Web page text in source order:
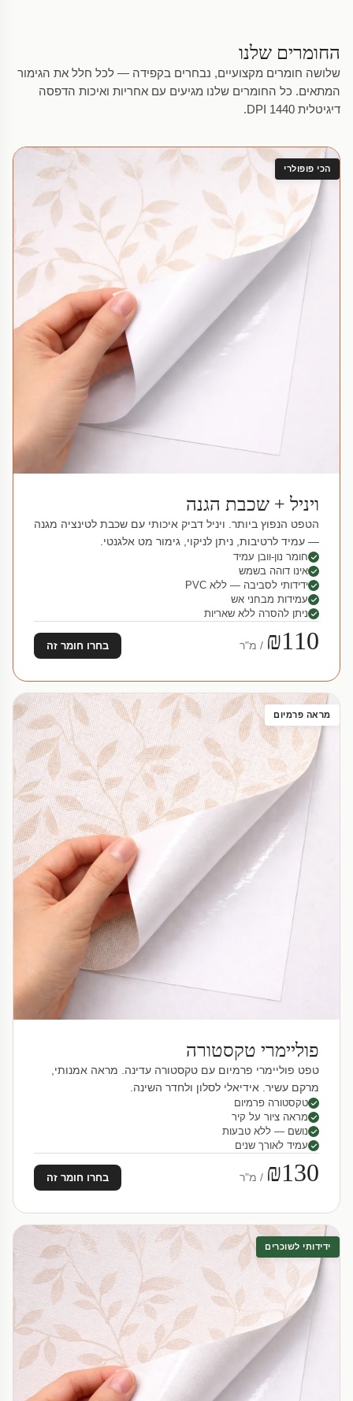
החומרים שלנו
שלושה חומרים מקצועיים, נבחרים בקפידה — לכל חלל את הגימור
המתאים. כל החומרים שלנו מגיעים עם אחריות ואיכות הדפסה
דיגיטלית 1440 DPI.
הכי פופולרי
ויניל + שכבת הגנה
הטפט הנפוץ ביותר. ויניל דביק איכותי עם שכבת לטינציה מגנה
— עמיד לרטיבות, ניתן לניקוי, גימור מט אלגנטי.
חומר נון-וובן עמיד
אינו דוהה בשמש
ידידותי לסביבה — ללא PVC
עמידות מבחני אש
ניתן להסרה ללא שאריות
₪110 / מ"ר בחרו חומר זה
מראה פרמיום
פוליימרי טקסטורה
טפט פוליימרי פרמיום עם טקסטורה עדינה. מראה אמנותי,
מרקם עשיר. אידיאלי לסלון ולחדר השינה.
טקסטורה פרמיום
מראה ציור על קיר
נושם — ללא טבעות
עמיד לאורך שנים
₪130 / מ"ר בחרו חומר זה
ידידותי לשוכרים